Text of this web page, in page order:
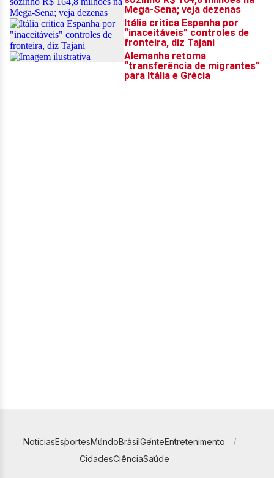
NotíciasEsportesMundoBrasilGenteEntretenimento
CidadesCiênciaSaúde